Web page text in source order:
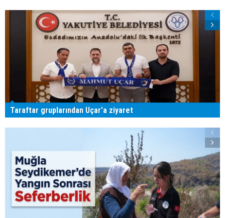
Taraftar gruplarından Uçar'a ziyaret